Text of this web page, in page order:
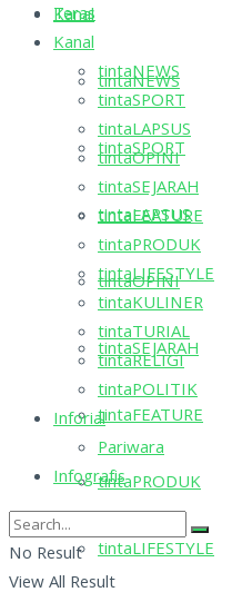
Kanal
tintaNEWS
tintaSPORT
tintaLAPSUS
tintaOPINI
tintaSEJARAH
tintaFEATURE
tintaPRODUK
tintaLIFESTYLE
Teras
Kanal
tintaNEWS
tintaSPORT
tintaLAPSUS
tintaOPINI
tintaSEJARAH
tintaFEATURE
tintaPRODUK
tintaLIFESTYLE
tintaKULINER
tintaTURIAL
tintaRELIGI
tintaPOLITIK
Inforial
Pariwara
Infografis
No Result
View All Result